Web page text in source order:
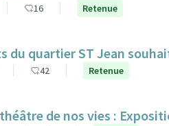
16 Retenue
du quartier ST Jean
42 Retenue
de nos vies :